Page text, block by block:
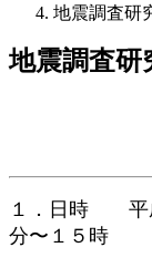
地震調査研
地震調査研
１．日時 平
分〜１５時